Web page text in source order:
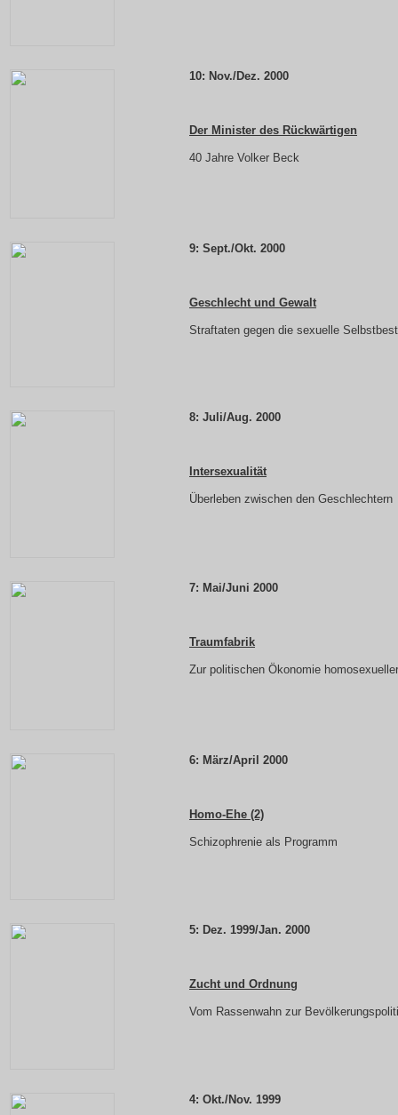
10: Nov./Dez. 2000
Der Minister des Rückwärtigen
40 Jahre Volker Beck
9: Sept./Okt. 2000
Geschlecht und Gewalt
Straftaten gegen die sexuelle
8: Juli/Aug. 2000
Intersexualität
Überleben zwischen den Geschlechtern
7: Mai/Juni 2000
Traumfabrik
Zur politischen Ökonomie
6: März/April 2000
Homo-Ehe (2)
Schizophrenie als Programm
5: Dez. 1999/Jan. 2000
Zucht und Ordnung
Vom Rassenwahn zur
4: Okt./Nov. 1999